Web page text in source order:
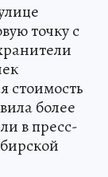
точку с
стоимость
более
в пресс-